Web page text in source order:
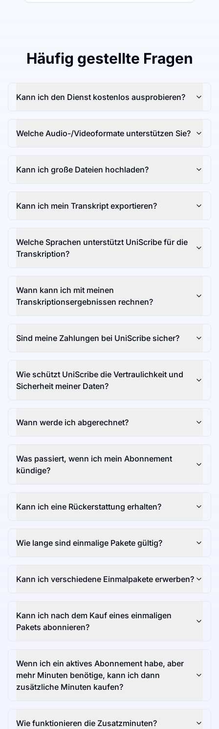
Häufig gestellte Fragen
Kann ich den Dienst kostenlos ausprobieren?
Welche Audio-/Videoformate unterstützen Sie?
Kann ich große Dateien hochladen?
Kann ich mein Transkript exportieren?
Welche Sprachen unterstützt UniScribe für die
Transkription?
Wann kann ich mit meinen
Transkriptionsergebnissen rechnen?
Sind meine Zahlungen bei UniScribe sicher?
Wie schützt UniScribe die Vertraulichkeit und
Sicherheit meiner Daten?
Wann werde ich abgerechnet?
Was passiert, wenn ich mein Abonnement
kündige?
Kann ich eine Rückerstattung erhalten?
Wie lange sind einmalige Pakete gültig?
Kann ich verschiedene Einmalpakete erwerben?
Kann ich nach dem Kauf eines einmaligen
Pakets abonnieren?
Wenn ich ein aktives Abonnement habe, aber
mehr Minuten benötige, kann ich dann
zusätzliche Minuten kaufen?
Wie funktionieren die Zusatzminuten?